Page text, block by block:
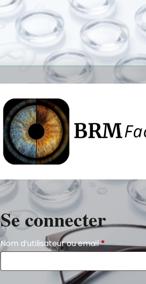
Se connecter
Nom d’utilisateur ou email*